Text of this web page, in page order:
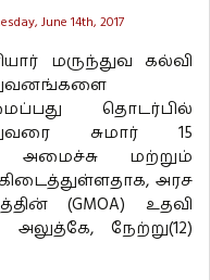
June 14th, 2017
மருந்துவ கல்வி
தொடர்பில்
சுமார் 15
அமைச்சு மற்றும்
அரச
(GMOA) உதவி
நேற்று(12)